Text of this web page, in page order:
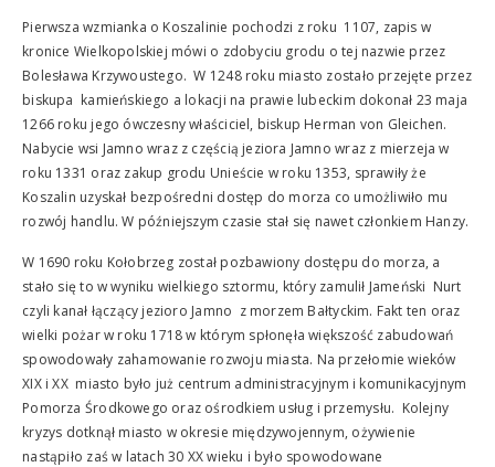
Pierwsza wzmianka o Koszalinie pochodzi z roku 1107, zapis w
kronice Wielkopolskiej mówi o zdobyciu grodu o tej nazwie przez
Bolesława Krzywoustego. W 1248 roku miasto zostało przejęte przez
biskupa kamieńskiego a lokacji na prawie lubeckim dokonał 23 maja
1266 roku jego ówczesny właściciel, biskup Herman von Gleichen.
Nabycie wsi Jamno wraz z częścią jeziora Jamno wraz z mierzeja w
roku 1331 oraz zakup grodu Unieście w roku 1353, sprawiły że
Koszalin uzyskał bezpośredni dostęp do morza co umożliwiło mu
rozwój handlu. W późniejszym czasie stał się nawet członkiem Hanzy.
W 1690 roku Kołobrzeg został pozbawiony dostępu do morza, a
stało się to w wyniku wielkiego sztormu, który zamulił Jameński Nurt
czyli kanał łączący jezioro Jamno z morzem Bałtyckim. Fakt ten oraz
wielki pożar w roku 1718 w którym spłonęła większość zabudowań
spowodowały zahamowanie rozwoju miasta. Na przełomie wieków
XIX i XX miasto było już centrum administracyjnym i komunikacyjnym
Pomorza Środkowego oraz ośrodkiem usług i przemysłu. Kolejny
kryzys dotknął miasto w okresie międzywojennym, ożywienie
nastąpiło zaś w latach 30 XX wieku i było spowodowane